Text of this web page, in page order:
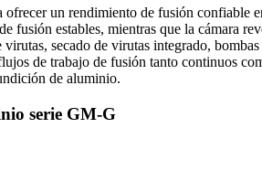
un rendimiento de fusión confiable
fusión estables, mientras que la cámara
secado de virutas integrado,
de trabajo de fusión tanto continuos
de aluminio.
serie GM-G